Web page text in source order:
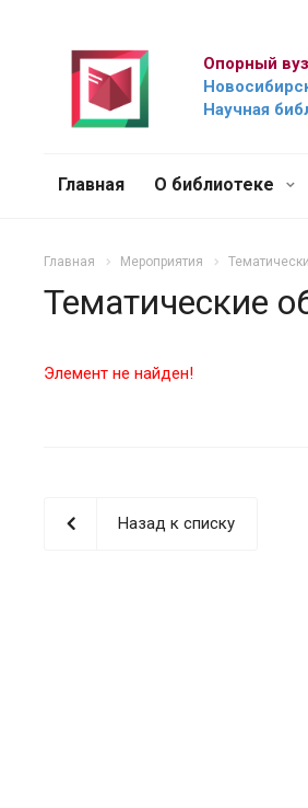
Опорный вуз
Научная
Главная О библиотеке
Главная Мероприятия
Тематические
Элемент не найден!
Назад к списку